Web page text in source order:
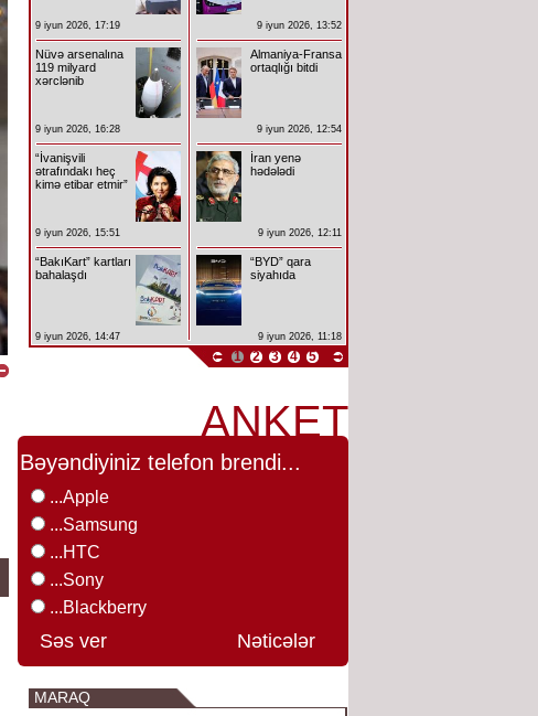
9 iyun 2026, 17:19
Nüvə arsenalına
119 milyard
xərclənib
9 iyun 2026, 16:28
“İvanişvili
ətrafındakı heç
kimə etibar etmir”
9 iyun 2026, 15:51
“BakıKart” kartları
bahalaşdı
9 iyun 2026, 14:47
9 iyun 2026, 13:52
Almaniya-Fransa
ortaqlığı bitdi
9 iyun 2026, 12:54
İran yenə
hədələdi
9 iyun 2026, 12:11
“BYD” qara
siyahıda
9 iyun 2026, 11:18
1 2 3 4 5
ANKET
Bəyəndiyiniz telefon brendi...
...Apple
...Samsung
...HTC
...Sony
...Blackberry
Səs ver Nəticələr
MARAQ